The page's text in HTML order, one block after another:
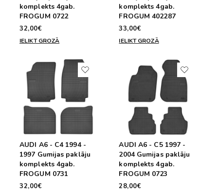
komplekts 4gab.
FROGUM 0722
32,00€
IELIKT GROZĀ
komplekts 4gab.
FROGUM 402287
33,00€
IELIKT GROZĀ
AUDI A6 - C4 1994 -
1997 Gumijas paklāju
komplekts 4gab.
FROGUM 0731
32,00€
AUDI A6 - C5 1997 -
2004 Gumijas paklāju
komplekts 4gab.
FROGUM 0723
28,00€